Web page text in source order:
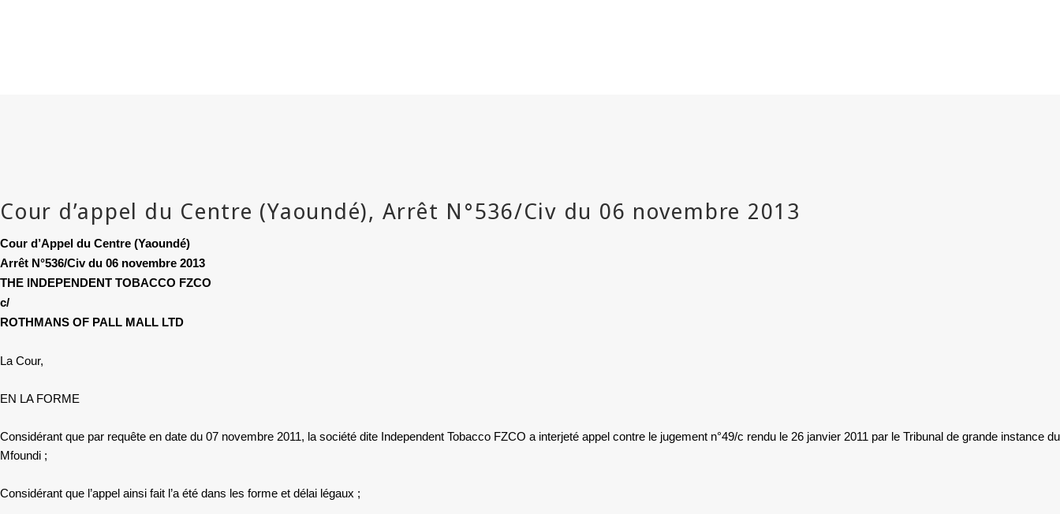
Cour d’Appel du Centre (Yaoundé)
Arrêt N°536/Civ du 06 novembre 2013
THE INDEPENDENT TOBACCO FZCO
c/
ROTHMANS OF PALL MALL LTD
La Cour,
EN LA FORME
Considérant que par requête en date du 07 novembre 2011, la société dite Independent Tobacco FZCO a interjeté appel contre le jugement n°49/c rendu le 26 janvier 2011 par le Tribunal de grande instance du
Mfoundi ;
Considérant que l’appel ainsi fait l’a été dans les forme et délai légaux ;